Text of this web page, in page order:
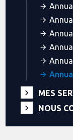
MES
NOUS